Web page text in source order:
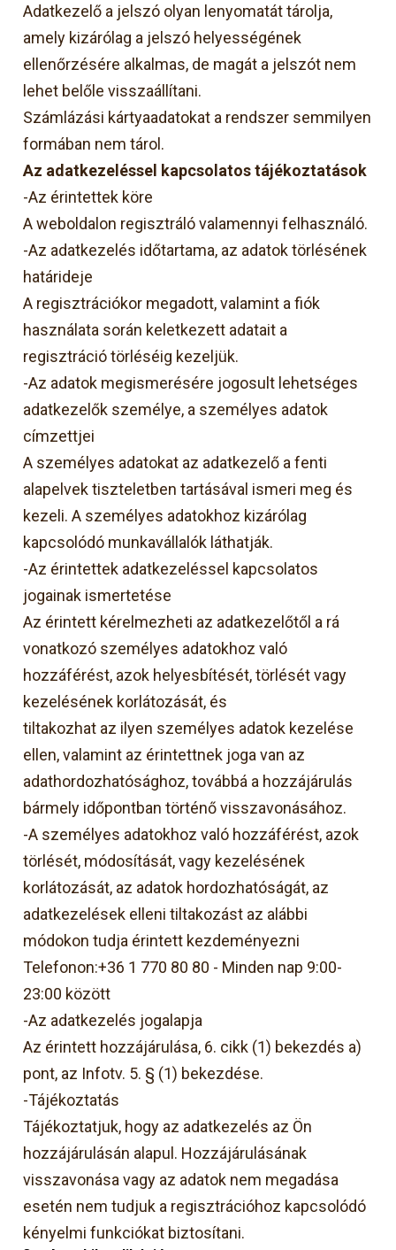
Adatkezelő a jelszó olyan lenyomatát tárolja,
amely kizárólag a jelszó helyességének
ellenőrzésére alkalmas, de magát a jelszót nem
lehet belőle visszaállítani.
Számlázási kártyaadatokat a rendszer semmilyen
formában nem tárol.
Az adatkezeléssel kapcsolatos tájékoztatások
-Az érintettek köre
A weboldalon regisztráló valamennyi felhasználó.
-Az adatkezelés időtartama, az adatok törlésének
határideje
A regisztrációkor megadott, valamint a fiók
használata során keletkezett adatait a
regisztráció törléséig kezeljük.
-Az adatok megismerésére jogosult lehetséges
adatkezelők személye, a személyes adatok
címzettjei
A személyes adatokat az adatkezelő a fenti
alapelvek tiszteletben tartásával ismeri meg és
kezeli. A személyes adatokhoz kizárólag
kapcsolódó munkavállalók láthatják.
-Az érintettek adatkezeléssel kapcsolatos
jogainak ismertetése
Az érintett kérelmezheti az adatkezelőtől a rá
vonatkozó személyes adatokhoz való
hozzáférést, azok helyesbítését, törlését vagy
kezelésének korlátozását, és
tiltakozhat az ilyen személyes adatok kezelése
ellen, valamint az érintettnek joga van az
adathordozhatósághoz, továbbá a hozzájárulás
bármely időpontban történő visszavonásához.
-A személyes adatokhoz való hozzáférést, azok
törlését, módosítását, vagy kezelésének
korlátozását, az adatok hordozhatóságát, az
adatkezelések elleni tiltakozást az alábbi
módokon tudja érintett kezdeményezni
Telefonon:+36 1 770 80 80 - Minden nap 9:00-
23:00 között
-Az adatkezelés jogalapja
Az érintett hozzájárulása, 6. cikk (1) bekezdés a)
pont, az Infotv. 5. § (1) bekezdése.
-Tájékoztatás
Tájékoztatjuk, hogy az adatkezelés az Ön
hozzájárulásán alapul. Hozzájárulásának
visszavonása vagy az adatok nem megadása
esetén nem tudjuk a regisztrációhoz kapcsolódó
kényelmi funkciókat biztosítani.